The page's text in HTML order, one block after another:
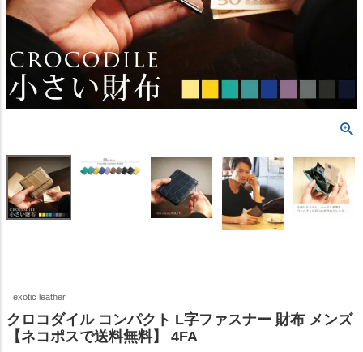
exotic leather
クロコダイル コンパクト L字ファスナー 財布 メンズ
【ネコポスで送料無料】 4FA